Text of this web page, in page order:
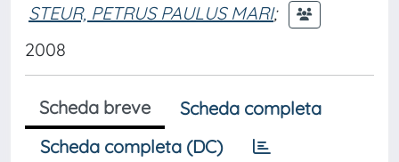
STEUR, PETRUS PAULUS MARI;
2008
Scheda breve
Scheda completa
Scheda completa (DC)